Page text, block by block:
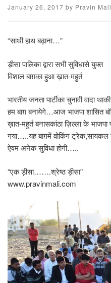
Posted
January 26, 2017 by Pravin Mali
“साथी हाथ बढ़ाना…”
ड़ीसा पालिका द्वारा सभी सुविधासे युक्त
विशाल बाग़का हुआ ख़ात-महुर्त
भारतीय जनता पार्टीका चुनावी वादा
हम बाग़ बनायेगे…आज भाजपा शासित
ख़ात-महुर्त बनासकांठा ज़िल्ला के भाजपा
गया…..यह बाग़में वोकिंग ट्रेक,सायकल
ऐवम अनेक सुविधा होगी…..
“एक ड़ीसा…….श्रेष्ठ ड़ीसा”
www.pravinmali.com